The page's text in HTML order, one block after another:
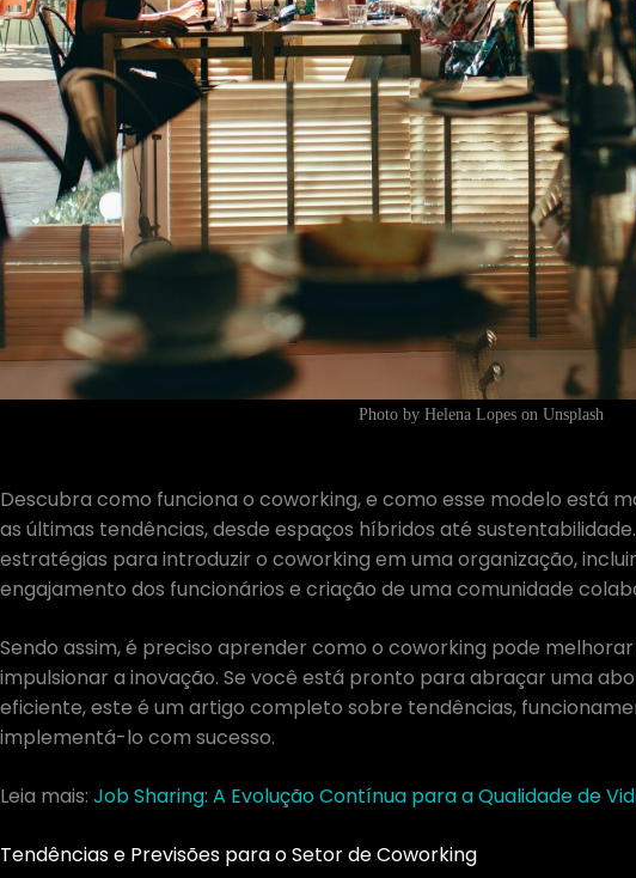
Photo by Helena Lopes on Unsplash
Descubra como funciona o coworking, e como esse modelo está
as últimas tendências, desde espaços híbridos até
estratégias para introduzir o coworking em uma organização,
engajamento dos funcionários e criação de uma comunidade
Sendo assim, é preciso aprender como o coworking pode
impulsionar a inovação. Se você está pronto para abraçar uma
eficiente, este é um artigo completo sobre tendências,
implementá-lo com sucesso.
Leia mais: Job Sharing: A Evolução Contínua para a Qualidade de
Tendências e Previsões para o Setor de Coworking